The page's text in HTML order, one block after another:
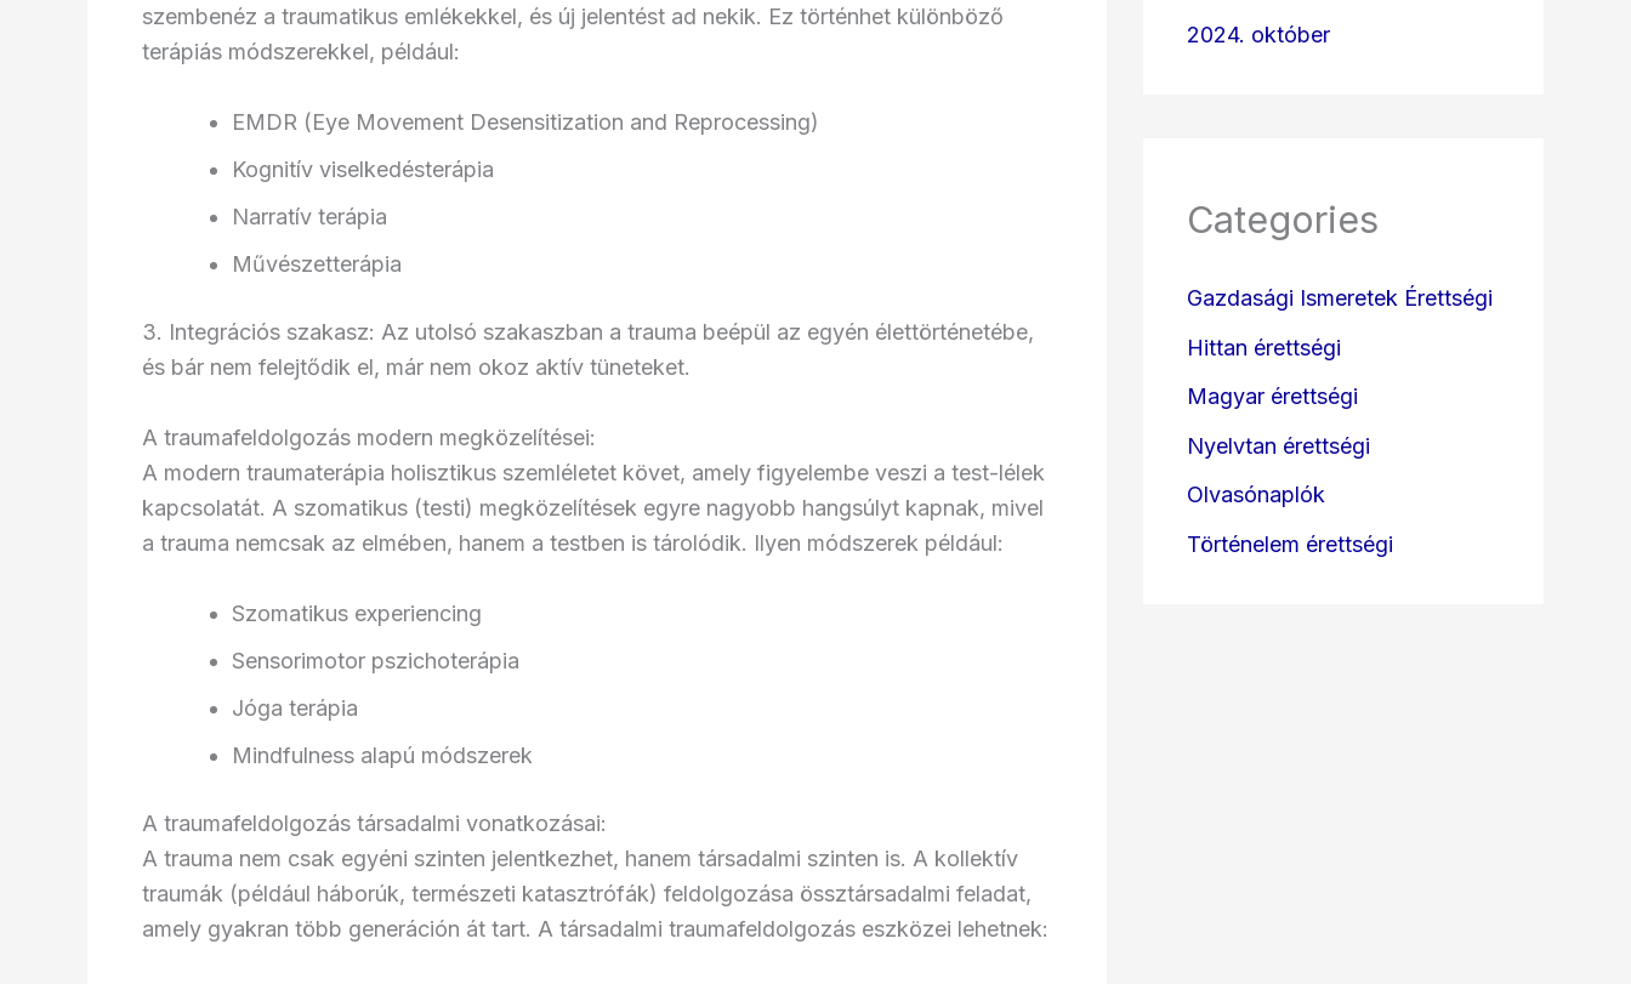
szembenéz a traumatikus emlékekkel, és új jelentést ad nekik. Ez történhet különböző
terápiás módszerekkel, például:
EMDR (Eye Movement Desensitization and Reprocessing)
Kognitív viselkedésterápia
Narratív terápia
Művészetterápia
3. Integrációs szakasz: Az utolsó szakaszban a trauma beépül az egyén élettörténetébe,
és bár nem felejtődik el, már nem okoz aktív tüneteket.
A traumafeldolgozás modern megközelítései:
A modern traumaterápia holisztikus szemléletet követ, amely figyelembe veszi a test-lélek
kapcsolatát. A szomatikus (testi) megközelítések egyre nagyobb hangsúlyt kapnak, mivel
a trauma nemcsak az elmében, hanem a testben is tárolódik. Ilyen módszerek például:
Szomatikus experiencing
Sensorimotor pszichoterápia
Jóga terápia
Mindfulness alapú módszerek
A traumafeldolgozás társadalmi vonatkozásai:
A trauma nem csak egyéni szinten jelentkezhet, hanem társadalmi szinten is. A kollektív
traumák (például háborúk, természeti katasztrófák) feldolgozása össztársadalmi feladat,
amely gyakran több generáción át tart. A társadalmi traumafeldolgozás eszközei lehetnek:
2024. október
Categories
Gazdasági Ismeretek Érettségi
Hittan érettségi
Magyar érettségi
Nyelvtan érettségi
Olvasónaplók
Történelem érettségi